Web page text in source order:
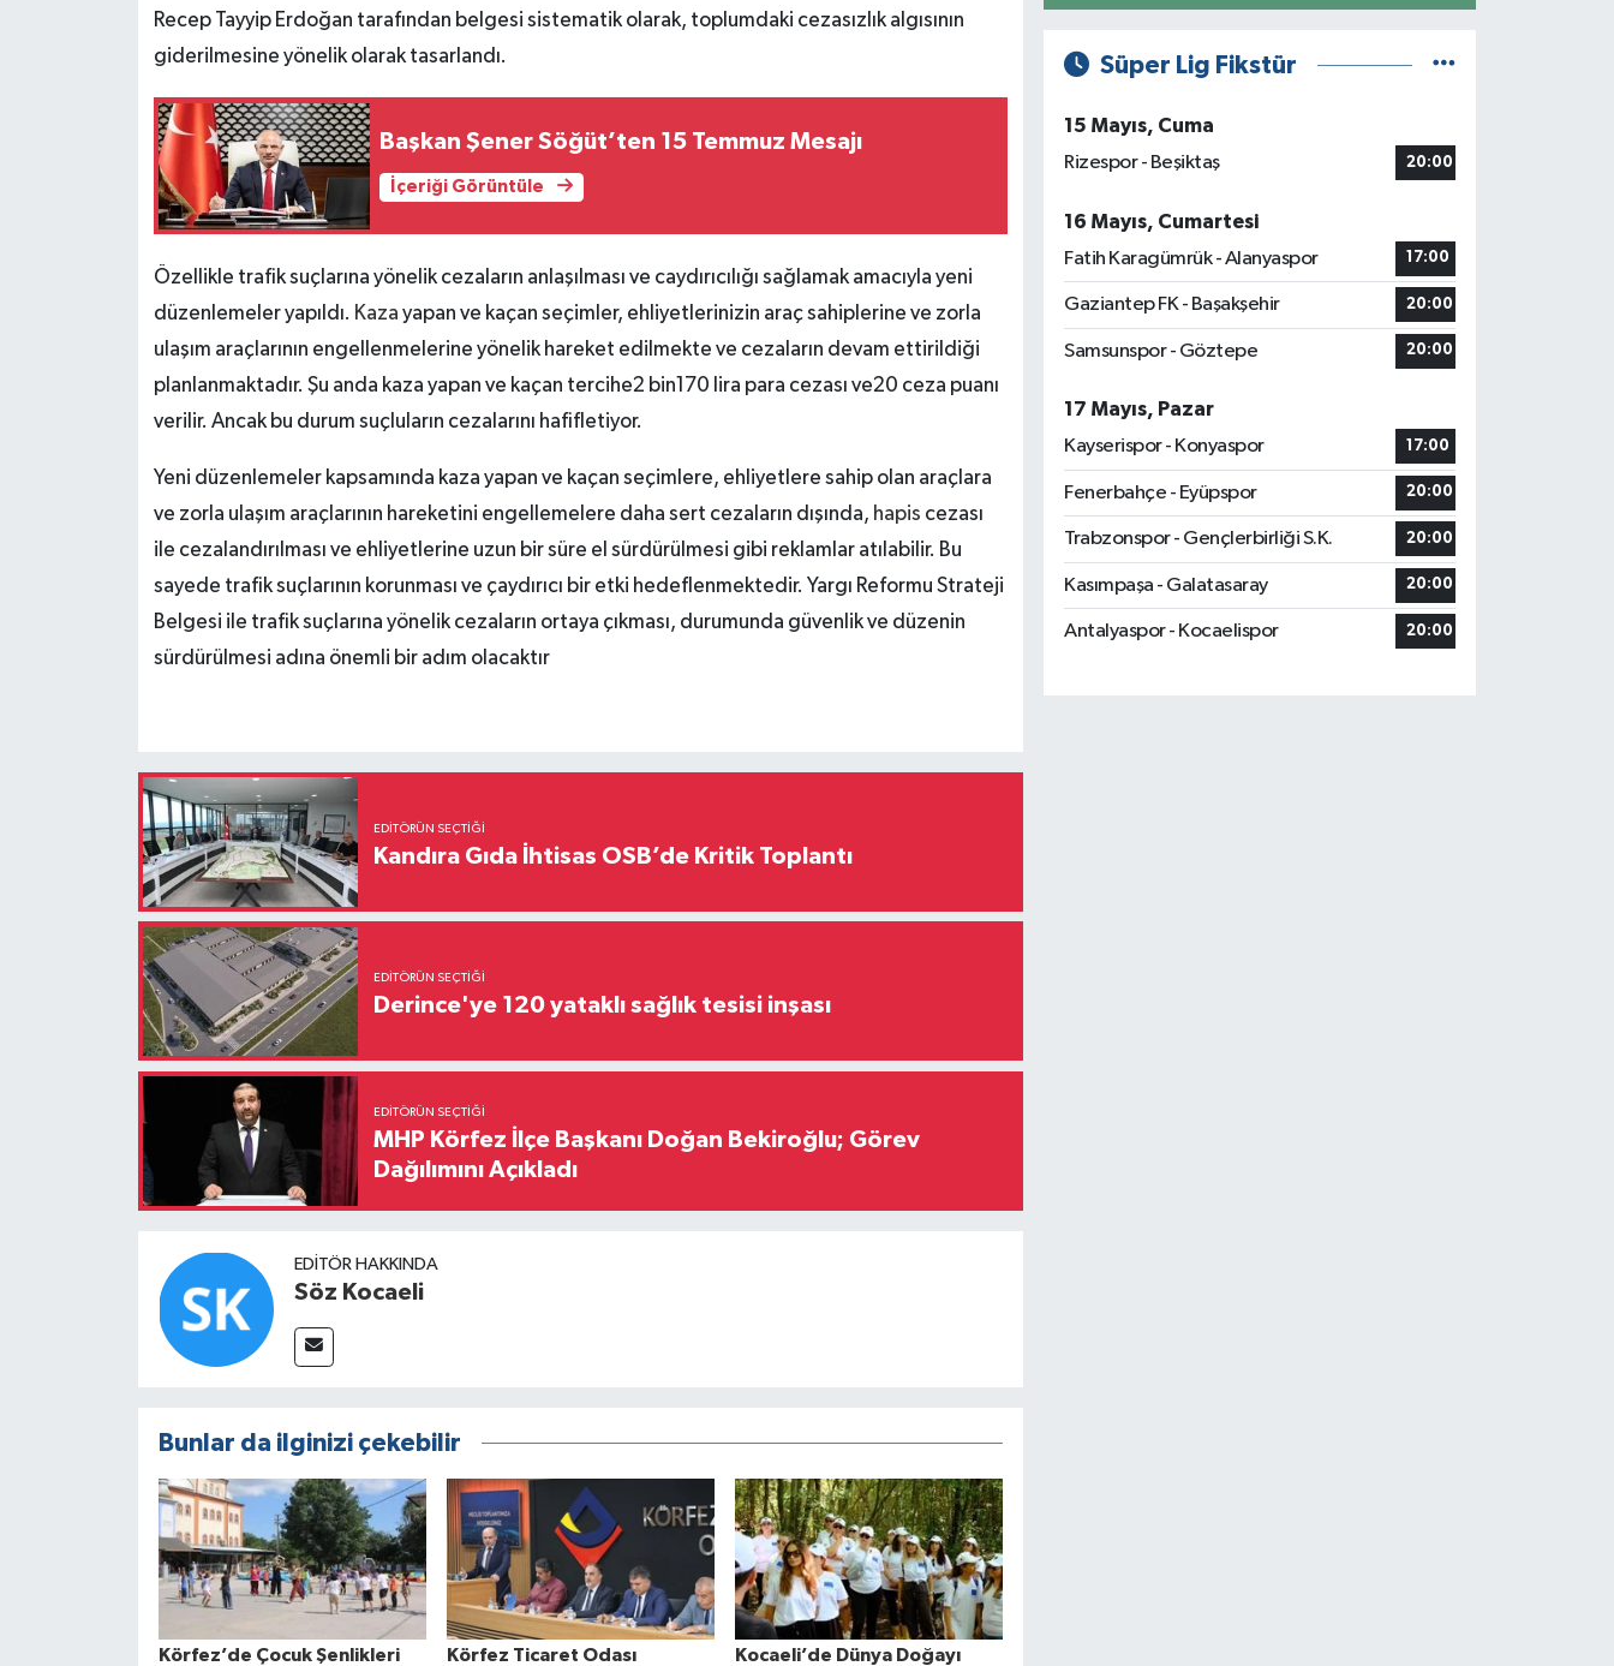
Recep Tayyip Erdoğan tarafından belgesi sistematik olarak, toplumdaki cezasızlık algısının
giderilmesine yönelik olarak tasarlandı.
Başkan Şener Söğüt’ten 15 Temmuz Mesajı
İçeriği Görüntüle
Özellikle trafik suçlarına yönelik cezaların anlaşılması ve caydırıcılığı sağlamak amacıyla yeni
düzenlemeler yapıldı. Kaza yapan ve kaçan seçimler, ehliyetlerinizin araç sahiplerine ve zorla
ulaşım araçlarının engellenmelerine yönelik hareket edilmekte ve cezaların devam ettirildiği
planlanmaktadır. Şu anda kaza yapan ve kaçan tercihe2 bin170 lira para cezası ve20 ceza puanı
verilir. Ancak bu durum suçluların cezalarını hafifletiyor.
Yeni düzenlemeler kapsamında kaza yapan ve kaçan seçimlere, ehliyetlere sahip olan araçlara
ve zorla ulaşım araçlarının hareketini engellemelere daha sert cezaların dışında, hapis cezası
ile cezalandırılması ve ehliyetlerine uzun bir süre el sürdürülmesi gibi reklamlar atılabilir. Bu
sayede trafik suçlarının korunması ve çaydırıcı bir etki hedeflenmektedir. Yargı Reformu Strateji
Belgesi ile trafik suçlarına yönelik cezaların ortaya çıkması, durumunda güvenlik ve düzenin
sürdürülmesi adına önemli bir adım olacaktır
EDITÖRÜN SEÇTIĞI
Kandıra Gıda İhtisas OSB’de Kritik Toplantı
EDITÖRÜN SEÇTIĞI
Derince'ye 120 yataklı sağlık tesisi inşası
EDITÖRÜN SEÇTIĞI
MHP Körfez İlçe Başkanı Doğan Bekiroğlu; Görev
Dağılımını Açıkladı
EDITÖR HAKKINDA
Söz Kocaeli
Bunlar da ilginizi çekebilir
Körfez’de Çocuk Şenlikleri
Körfez Ticaret Odası
Kocaeli’de Dünya Doğayı
Süper Lig Fikstür
15 Mayıs, Cuma
Rizespor - Beşiktaş
20:00
16 Mayıs, Cumartesi
Fatih Karagümrük - Alanyaspor
17:00
Gaziantep FK - Başakşehir 20:00
Samsunspor - Göztepe 20:00
17 Mayıs, Pazar
Kayserispor - Konyaspor
17:00
Fenerbahçe - Eyüpspor 20:00
Trabzonspor - Gençlerbirliği S.K. 20:00
Kasımpaşa - Galatasaray 20:00
Antalyaspor - Kocaelispor 20:00